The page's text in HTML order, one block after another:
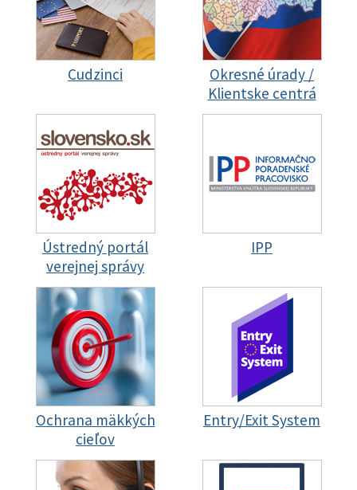
Cudzinci
Okresné úrady /
Klientske centrá
Ústredný portál
verejnej správy
IPP
Ochrana mäkkých
cieľov
Entry/Exit System